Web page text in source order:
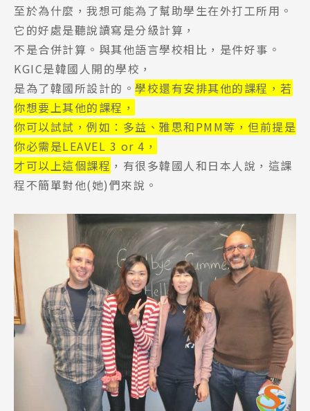
至於為什麼，我想可能為了幫助學生在外打工所用。
它的好處是聽說讀寫是分級計算，
不是合併計算。與其他語言學校相比，是件好事。
KGIC是韓國人開的學校，
是為了韓國所設計的。 學校還有安排其他的課程，若
你想要上其他的課程，
你可以試試， 例如：多益、雅思和PMM等，但前提是
你必需是LEAVEL 3 or 4，
才可以上這個課程 ，有很多韓國人和日本人說，這課
程不簡單對他(她)們來說。